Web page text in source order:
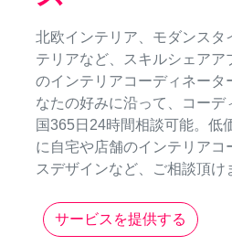
北欧インテリア、モダンスタ
テリアなど、スキルシェアア
のインテリアコーディネータ
なたの好みに沿って、コーデ
国365日24時間相談可能。低
に自宅や店舗のインテリアコ
スデザインなど、ご相談頂け
サービスを提供する